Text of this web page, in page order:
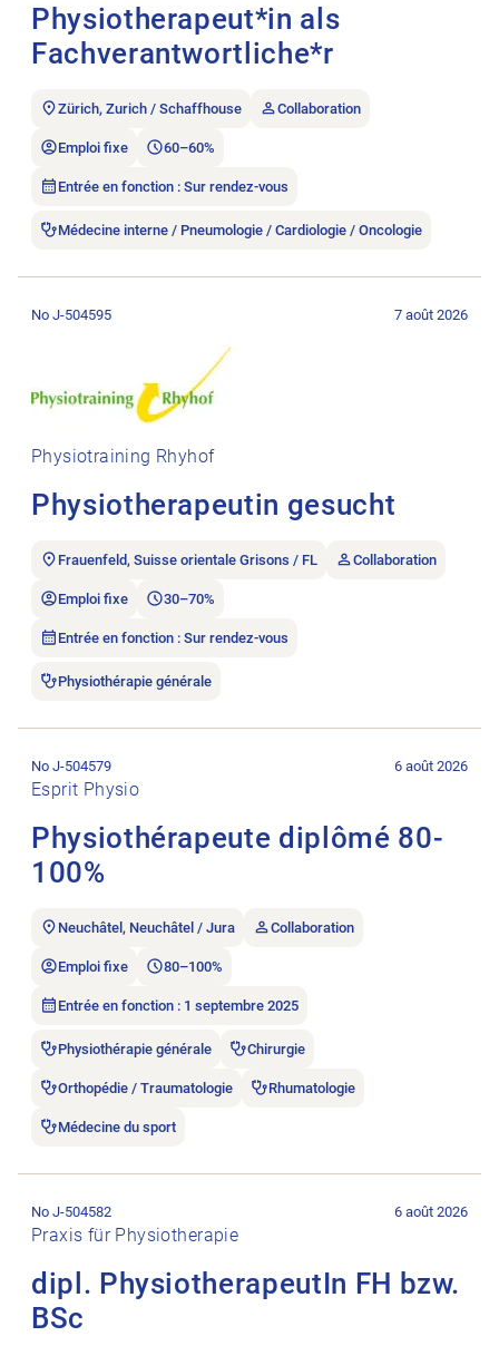
Physiotherapeut*in als
Fachverantwortliche*r
Zürich, Zurich / Schaffhouse Collaboration
Emploi fixe 60–60%
Entrée en fonction : Sur rendez-vous
Médecine interne / Pneumologie / Cardiologie / Oncologie
Physiotraining Rhyhof
Physiotherapeutin gesucht
No J-504595 7 août 2026
Frauenfeld, Suisse orientale Grisons / FL Collaboration
Emploi fixe 30–70%
Entrée en fonction : Sur rendez-vous
Physiothérapie générale
Esprit Physio
Physiothérapeute diplômé 80-
100%
No J-504579 6 août 2026
Neuchâtel, Neuchâtel / Jura Collaboration
Emploi fixe 80–100%
Entrée en fonction : 1 septembre 2025
Physiothérapie générale Chirurgie
Orthopédie / Traumatologie Rhumatologie
Médecine du sport
Praxis für Physiotherapie
dipl. PhysiotherapeutIn FH bzw.
BSc
No J-504582 6 août 2026